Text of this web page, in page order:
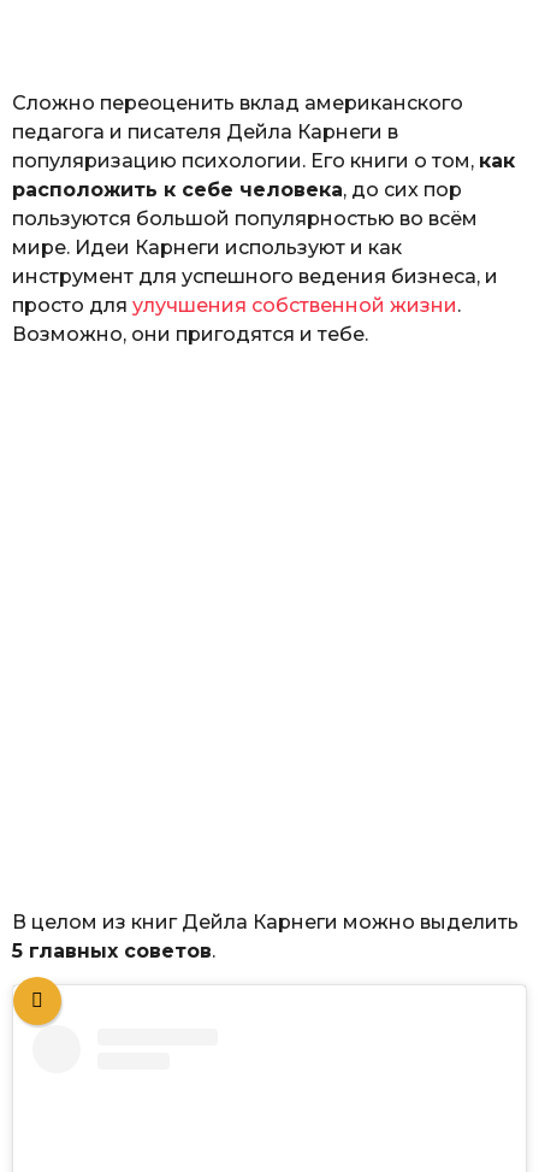
Сложно переоценить вклад американского
педагога и писателя Дейла Карнеги в
популяризацию психологии. Его книги о том, как
расположить к себе человека, до сих пор
пользуются большой популярностью во всём
мире. Идеи Карнеги используют и как
инструмент для успешного ведения бизнеса, и
просто для улучшения собственной жизни.
Возможно, они пригодятся и тебе.
В целом из книг Дейла Карнеги можно выделить
5 главных советов.